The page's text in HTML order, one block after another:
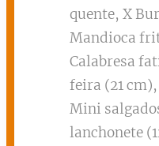
quente, X
Mandioca
Calabresa
feira (21
Mini
lanchonete